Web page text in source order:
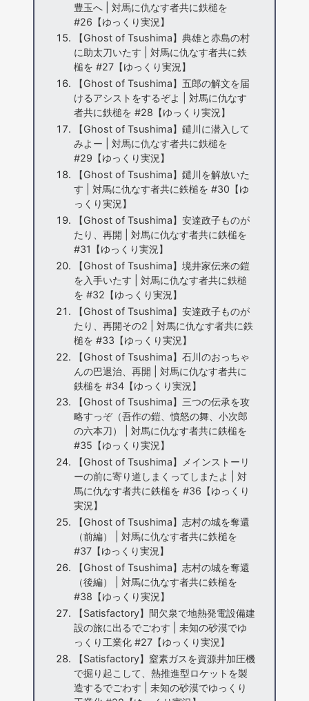
豊玉へ | 対馬に仇なす者共に鉄槌を
#26【ゆっくり実況】
【Ghost of Tsushima】典雄と赤島の村
に助太刀いたす | 対馬に仇なす者共に鉄
槌を #27【ゆっくり実況】
【Ghost of Tsushima】五郎の解文を届
けるアシストをするぞよ | 対馬に仇なす
者共に鉄槌を #28【ゆっくり実況】
【Ghost of Tsushima】鑓川に潜入して
みよー | 対馬に仇なす者共に鉄槌を
#29【ゆっくり実況】
【Ghost of Tsushima】鑓川を解放いた
す | 対馬に仇なす者共に鉄槌を #30【ゆ
っくり実況】
【Ghost of Tsushima】安達政子ものが
たり、再開 | 対馬に仇なす者共に鉄槌を
#31【ゆっくり実況】
【Ghost of Tsushima】境井家伝来の鎧
を入手いたす | 対馬に仇なす者共に鉄槌
を #32【ゆっくり実況】
【Ghost of Tsushima】安達政子ものが
たり、再開その2 | 対馬に仇なす者共に鉄
槌を #33【ゆっくり実況】
【Ghost of Tsushima】石川のおっちゃ
んの巴退治、再開 | 対馬に仇なす者共に
鉄槌を #34【ゆっくり実況】
【Ghost of Tsushima】三つの伝承を攻
略すっぞ（吾作の鎧、憤怒の舞、小次郎
の六本刀） | 対馬に仇なす者共に鉄槌を
#35【ゆっくり実況】
【Ghost of Tsushima】メインストーリ
ーの前に寄り道しまくってしまたよ | 対
馬に仇なす者共に鉄槌を #36【ゆっくり
実況】
【Ghost of Tsushima】志村の城を奪還
（前編） | 対馬に仇なす者共に鉄槌を
#37【ゆっくり実況】
【Ghost of Tsushima】志村の城を奪還
（後編） | 対馬に仇なす者共に鉄槌を
#38【ゆっくり実況】
【Satisfactory】間欠泉で地熱発電設備建
設の旅に出るでごわす | 未知の砂漠でゆ
っくり工業化 #27【ゆっくり実況】
【Satisfactory】窒素ガスを資源井加圧機
で掘り起こして、熱推進型ロケットを製
造するでごわす | 未知の砂漠でゆっくり